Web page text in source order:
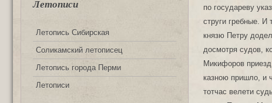
Летописи
Летопись Сибирская
Соликамский летописец
Летопись города Перми
Летописи